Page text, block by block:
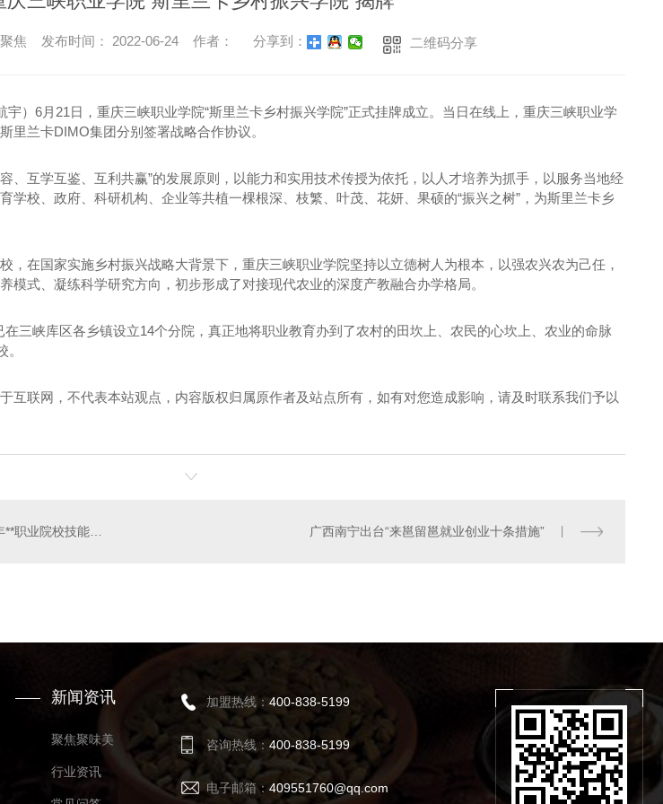
聚焦 发布时间： 2022-06-24 作者： 分享到： 二维码分享
宇）6月21日，重庆三峡职业学院“斯里兰卡乡村振兴学院”正式挂牌成立。当日在线上，重庆三峡职业学
里兰卡DIMO集团分别签署战略合作协议。
、互学互鉴、互利共赢”的发展原则，以能力和实用技术传授为依托，以人才培养为抓手，以服务当地经
学校、政府、科研机构、企业等共植一棵根深、枝繁、叶茂、花妍、果硕的“振兴之树”，为斯里兰卡乡
，在国家实施乡村振兴战略大背景下，重庆三峡职业学院坚持以立德树人为根本，以强农兴农为己任，
模式、凝练科学研究方向，初步形成了对接现代农业的深度产教融合办学格局。
三峡库区各乡镇设立14个分院，真正地将职业教育办到了农村的田坎上、农民的心坎上、农业的命脉
互联网，不代表本站观点，内容版权归属原作者及站点所有，如有对您造成影响，请及时联系我们予以
教育部办公厅关于举办2022年**职业院校技能大赛中等职业学校班主任能力比赛的通知 广西南宁出台“来邕留邕就业创业十条措施”
新闻资讯
聚焦聚味美
行业资讯
加盟热线： 400-838-5199
咨询热线： 400-838-5199
电子邮箱： 409551760@qq.com